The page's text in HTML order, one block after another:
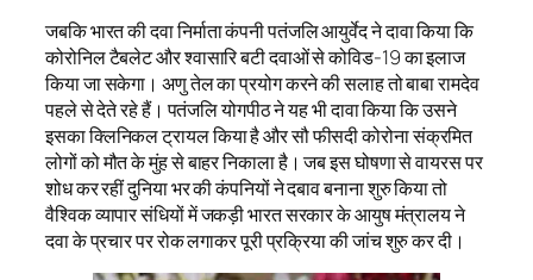
जबकि भारत की दवा निर्माता कंपनी पतंजलि आयुर्वेद ने दावा किया कि
कोरोनिल टैबलेट और श्वासारि बटी दवाओं से कोविड-19 का इलाज
किया जा सकेगा। अणु तेल का प्रयोग करने की सलाह तो बाबा रामदेव
पहले से देते रहे हैं। पतंजलि योगपीठ ने यह भी दावा किया कि उसने
इसका क्लिनिकल ट्रायल किया है और सौ फीसदी कोरोना संक्रमित
लोगों को मौत के मुंह से बाहर निकाला है। जब इस घोषणा से वायरस पर
शोध कर रहीं दुनिया भर की कंपनियों ने दबाव बनाना शुरु किया तो
वैश्विक व्यापार संधियों में जकड़ी भारत सरकार के आयुष मंत्रालय ने
दवा के प्रचार पर रोक लगाकर पूरी प्रक्रिया की जांच शुरु कर दी।